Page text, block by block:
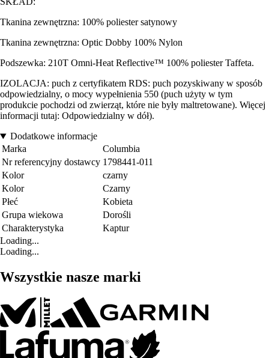
Tkanina zewnętrzna: 100% poliester satynowy
Tkanina zewnętrzna: Optic Dobby 100% Nylon
Podszewka: 210T Omni-Heat Reflective™ 100% poliester Taffeta.
IZOLACJA: puch z certyfikatem RDS: puch pozyskiwany w sposób
odpowiedzialny, o mocy wypełnienia 550 (puch użyty w tym
produkcie pochodzi od zwierząt, które nie były maltretowane). Więcej
informacji tutaj: Odpowiedzialny w dół).
Dodatkowe informacje
Marka
Columbia
Nr referencyjny dostawcy 1798441-011
Kolor
czarny
Kolor
Czarny
Płeć
Kobieta
Grupa wiekowa
Dorośli
Charakterystyka
Kaptur
Loading...
Loading...
Wszystkie nasze marki